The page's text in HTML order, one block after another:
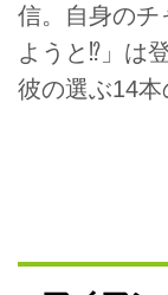
信。自身のチ
ようと⁉」は
彼の選ぶ14本